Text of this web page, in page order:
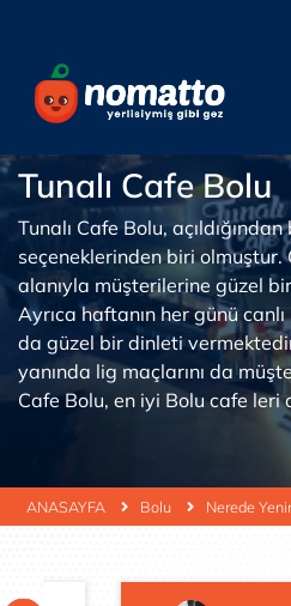
ANASAYFA Bolu Nerede Yenir
Tunalı Cafe Bolu
Tunalı Cafe Bolu,
seçeneklerinden biri olmuştur.
alanıyla müşterilerine güzel
Ayrıca haftanın her günü
da güzel bir dinleti
yanında lig maçlarını da
Cafe Bolu, en iyi Bolu cafe leri